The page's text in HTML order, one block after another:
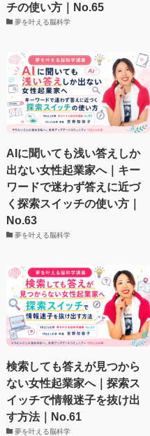
チの使い方｜No.65
夢を叶える脳科学
AIに聞いても浅い答えしか
出ない女性起業家へ｜キー
ワードで迷わず答えに近づ
く探索スイッチの使い方｜
No.63
夢を叶える脳科学
検索しても答えが見つから
ない女性起業家へ｜探索ス
イッチで情報迷子を抜け出
す方法｜No.61
夢を叶える脳科学